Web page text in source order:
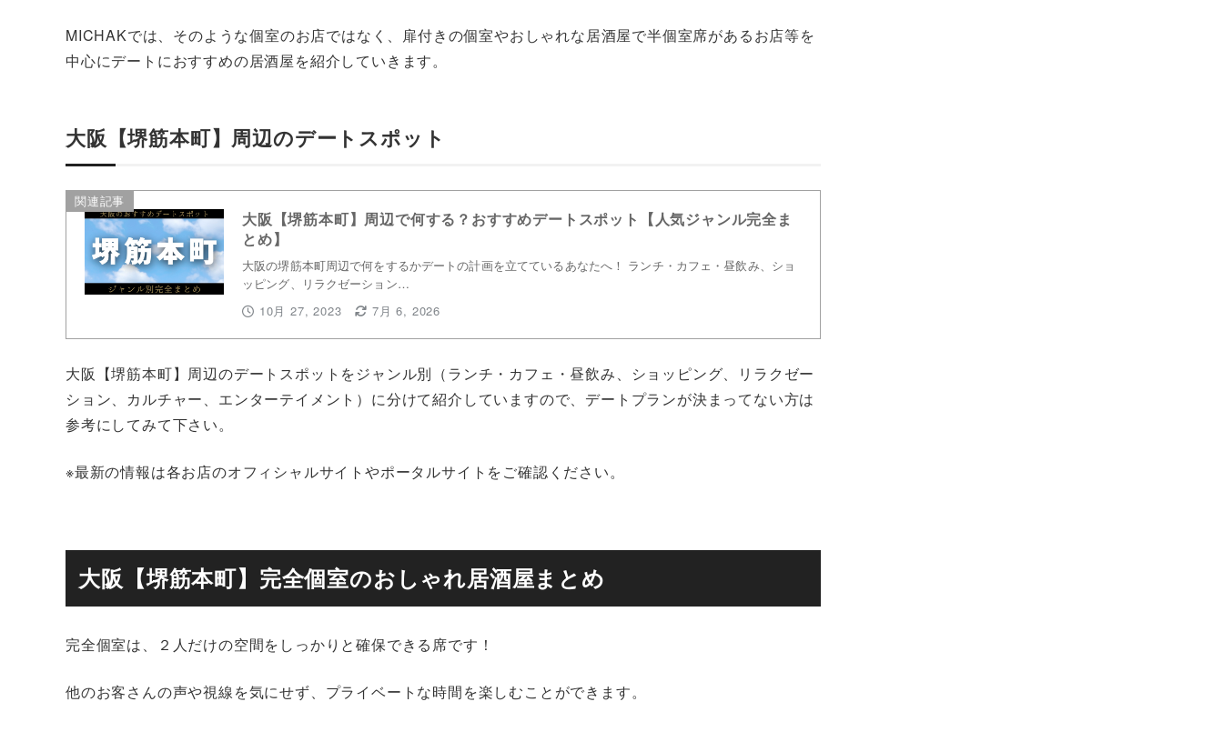
MICHAKでは、そのような個室のお店ではなく、扉付きの個室やおしゃれな居酒屋で半個室席があるお店等を
中心にデートにおすすめの居酒屋を紹介していきます。
大阪【堺筋本町】周辺のデートスポット
関連記事
大阪【堺筋本町】周辺で何する？おすすめデートスポット【人気ジャンル完全ま
とめ】
大阪の堺筋本町周辺で何をするかデートの計画を立てているあなたへ！ ランチ・カフェ・昼飲み、ショ
ッピング、リラクゼーション…
10月 27, 2023
7月 6, 2026
大阪【堺筋本町】周辺のデートスポットをジャンル別（ランチ・カフェ・昼飲み、ショッピング、リラクゼー
ション、カルチャー、エンターテイメント）に分けて紹介していますので、デートプランが決まってない方は
参考にしてみて下さい。
※最新の情報は各お店のオフィシャルサイトやポータルサイトをご確認ください。
大阪【堺筋本町】完全個室のおしゃれ居酒屋まとめ
完全個室は、２人だけの空間をしっかりと確保できる席です！
他のお客さんの声や視線を気にせず、プライベートな時間を楽しむことができます。